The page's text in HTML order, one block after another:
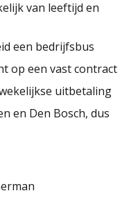
van leeftijd en
een bedrijfsbus
op een vast contract
uitbetaling
en Den Bosch, dus